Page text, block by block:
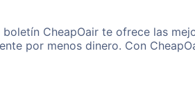
CheapOair te ofrece las
por menos dinero. Con